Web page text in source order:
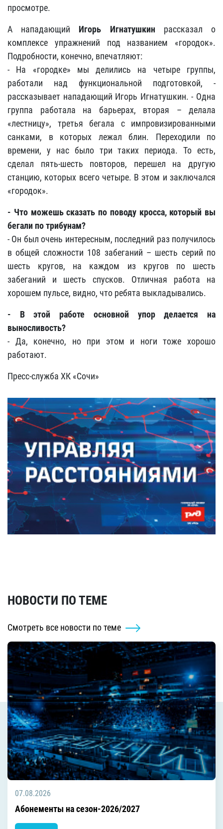
просмотре.
А нападающий Игорь Игнатушкин рассказал о
комплексе упражнений под названием «городок».
Подробности, конечно, впечатляют:
- На «городке» мы делились на четыре группы,
работали над функциональной подготовкой, -
рассказывает нападающий Игорь Игнатушкин. - Одна
группа работала на барьерах, вторая – делала
«лестницу», третья бегала с импровизированными
санками, в которых лежал блин. Переходили по
времени, у нас было три таких периода. То есть,
сделал пять-шесть повторов, перешел на другую
станцию, которых всего четыре. В этом и заключался
«городок».
- Что можешь сказать по поводу кросса, который вы
бегали по трибунам?
- Он был очень интересным, последний раз получилось
в общей сложности 108 забеганий – шесть серий по
шесть кругов, на каждом из кругов по шесть
забеганий и шесть спусков. Отличная работа на
хорошем пульсе, видно, что ребята выкладывались.
- В этой работе основной упор делается на
выносливость?
- Да, конечно, но при этом и ноги тоже хорошо
работают.
Пресс-служба ХК «Сочи»
НОВОСТИ ПО ТЕМЕ
Смотреть все новости по теме
07.08.2026
Абонементы на сезон-2026/2027